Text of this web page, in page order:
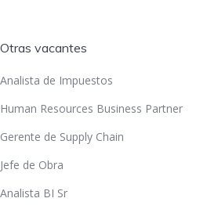
Otras vacantes
Analista de Impuestos
Human Resources Business Partner
Gerente de Supply Chain
Jefe de Obra
Analista BI Sr